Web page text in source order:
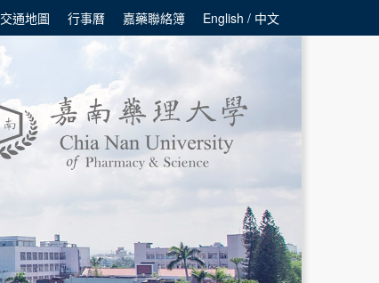
交通地圖 行事曆 嘉藥聯絡簿 English / 中文